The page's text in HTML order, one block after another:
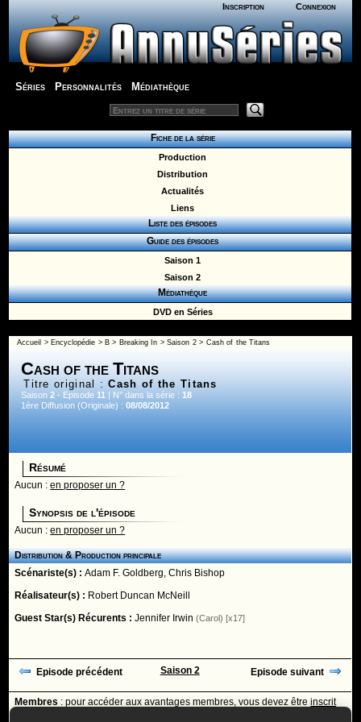
Inscription Connexion
Séries Personnalités Médiathèque
Fiche de la série
Production
Distribution
Actualités
Liens
Liste des épisodes
Guide des épisodes
Saison 1
Saison 2
Médiathèque
DVD en Séries
Accueil > Encyclopédie > B > Breaking In >Saison 2> Cash of the Titans
Cash of the Titans
Titre original :Cash of the Titans
Saison2 - Episode11 | N° dans la série :18
1ère Diffusion (Originale) :08/08/2012
Résumé
Aucun :en proposer un ?
Synopsis de l'épisode
Aucun :en proposer un ?
Distribution & Production principale
Scénariste(s) :Adam F. Goldberg,Chris Bishop
Réalisateur(s) : Robert Duncan McNeill
Guest Star(s) Récurents :Jennifer Irwin (Carol) [x17]
Episode précédent Saison 2 Episode suivant
Membres : pour accéder aux avantages membres, vous devez êtreinscrit